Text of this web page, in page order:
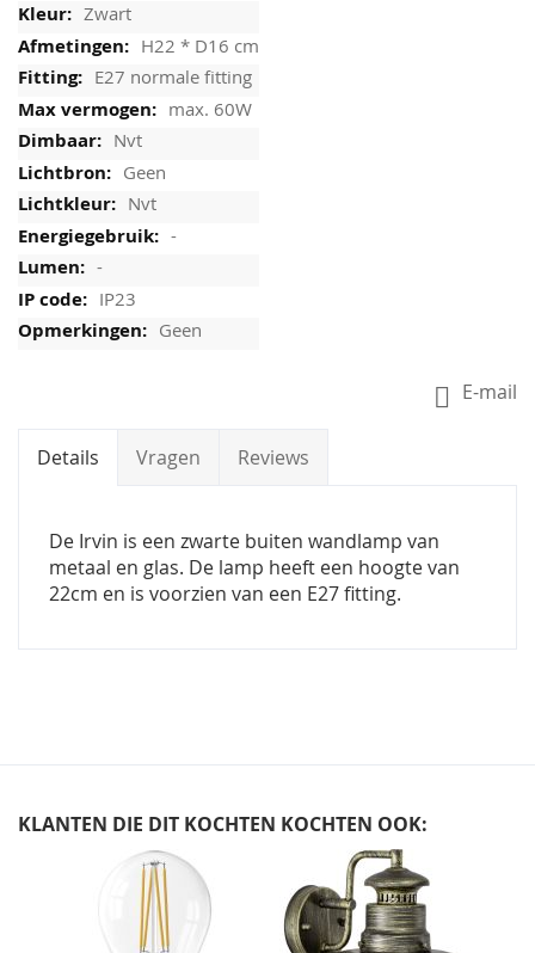
Zwart
H22 * D16 cm
E27 normale fitting
max. 60W
Nvt
Geen
Nvt
-
-
IP23
Geen
E-mail
Details Vragen Reviews
De Irvin is een zwarte buiten wandlamp van
metaal en glas. De lamp heeft een hoogte van
22cm en is voorzien van een E27 fitting.
KLANTEN DIE DIT KOCHTEN KOCHTEN OOK: